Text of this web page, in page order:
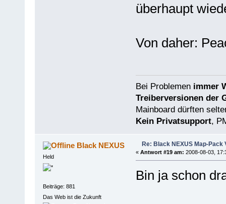
überhaupt
Von daher:
Bei Problemen immer
Treiberversionen der
Mainboard dürften
Kein Privatsupport,
Black NEXUS
Held
Beiträge: 881
Das Web ist die Zukunft
Re: Black NEXUS Map-Pack
« Antwort #19 am: 2008-08-03,
Bin ja schon